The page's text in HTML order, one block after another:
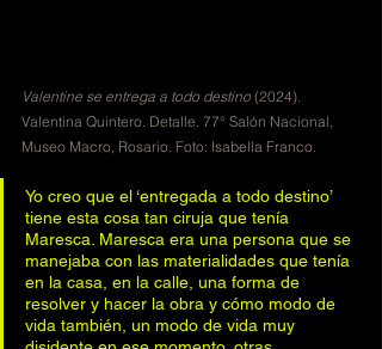
Valentine se entrega a todo destino (2024).
Valentina Quintero. Detalle. 77° Salón Nacional,
Museo Macro, Rosario. Foto: Isabella Franco.
Yo creo que el ‘entregada a todo destino’
tiene esta cosa tan ciruja que tenía
Maresca. Maresca era una persona que se
manejaba con las materialidades que tenía
en la casa, en la calle, una forma de
resolver y hacer la obra y cómo modo de
vida también, un modo de vida muy